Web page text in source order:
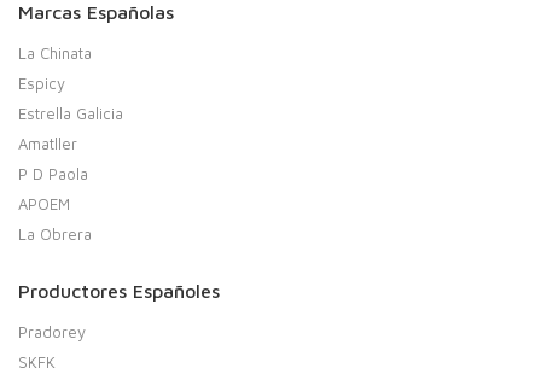
Marcas Españolas
La Chinata
Espicy
Estrella Galicia
Amatller
P D Paola
APOEM
La Obrera
Productores Españoles
Pradorey
SKFK